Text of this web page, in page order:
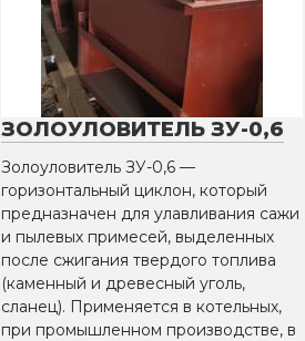
ЗОЛОУЛОВИТЕЛЬ ЗУ-0,6
Золоуловитель ЗУ-0,6 —
горизонтальный циклон, который
предназначен для улавливания сажи
и пылевых примесей, выделенных
после сжигания твердого топлива
(каменный и древесный уголь,
сланец). Применяется в котельных,
при промышленном производстве, в